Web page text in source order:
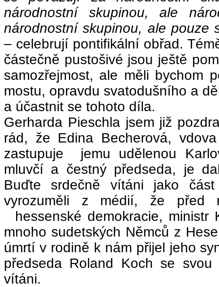
národnostní skupinou, ale
národnostní skupinou, ale pouze
– celebrují pontifikální obřad.
částečně pustošivé jsou ještě
samozřejmost, ale měli bychom
mostu, opravdu svatodušního a
a účastnit se tohoto díla.
Gerharda Pieschla jsem již
rád, že Edina Becherová,
zastupuje jemu udělenou
mluvčí a čestný předseda, je
Buďte srdečně vítáni jako
vyrozuměli z médií, že před
hessenské demokracie,
mnoho sudetských Němců z
úmrtí v rodině k nám přijel jeho
předseda Roland Koch se
vítáni.